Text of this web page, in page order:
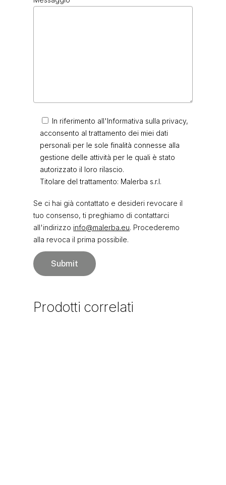
In riferimento all'Informativa sulla privacy,
acconsento al trattamento dei miei dati
personali per le sole finalità connesse alla
gestione delle attività per le quali è stato
autorizzato il loro rilascio.
Titolare del trattamento: Malerba s.r.l.
Se ci hai già contattato e desideri revocare il
tuo consenso, ti preghiamo di contattarci
all'indirizzo info@malerba.eu. Procederemo
alla revoca il prima possibile.
Prodotti correlati